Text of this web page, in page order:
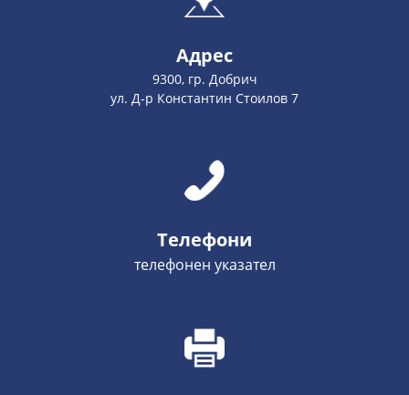
Адрес
9300, гр. Добрич
ул. Д-р Константин Стоилов 7
Телефони
телефонен указател